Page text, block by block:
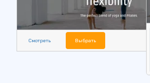
Смотреть Выбрать